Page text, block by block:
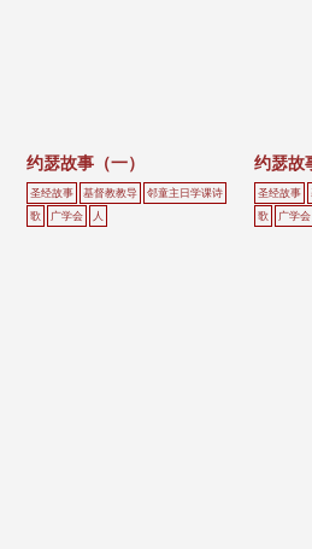
约瑟故事（一）
圣经故事 基督教教导
邻童主日学课诗
歌
广学会 人
约瑟故
圣经故事
歌
广学会